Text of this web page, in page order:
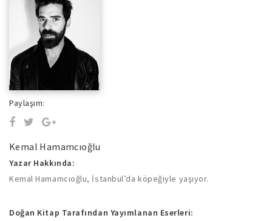
Paylaşım:
Kemal Hamamcıoğlu
Yazar Hakkında:
Kemal Hamamcıoğlu, İstanbul’da köpeğiyle yaşıyor.
Doğan Kitap Tarafından Yayımlanan Eserleri: